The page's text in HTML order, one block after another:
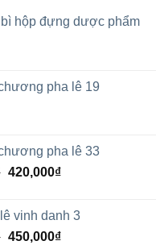
bì hộp đựng dược phẩm
pha lê 19
pha lê 33
420,000₫
vinh danh 3
450,000₫